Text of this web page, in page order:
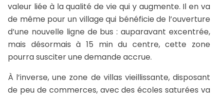
valeur liée à la qualité de vie qui y augmente. Il en va
de même pour un village qui bénéficie de l’ouverture
d’une nouvelle ligne de bus : auparavant excentrée,
mais désormais à 15 min du centre, cette zone
pourra susciter une demande accrue.
À l’inverse, une zone de villas vieillissante, disposant
de peu de commerces, avec des écoles saturées va